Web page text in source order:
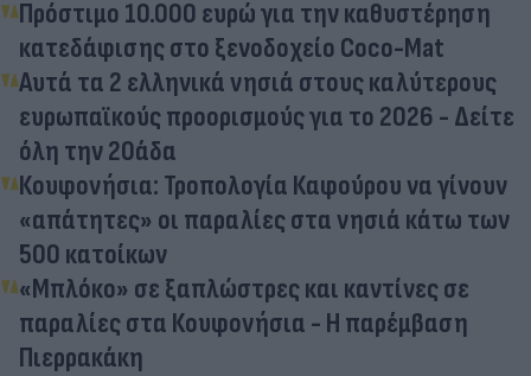
Πρόστιμο 10.000 ευρώ για την καθυστέρηση
κατεδάφισης στο ξενοδοχείο Coco-Mat
Αυτά τα 2 ελληνικά νησιά στους καλύτερους
ευρωπαϊκούς προορισμούς για το 2026 - Δείτε
όλη την 20άδα
Κουφονήσια: Τροπολογία Καφούρου να γίνουν
«απάτητες» οι παραλίες στα νησιά κάτω των
500 κατοίκων
«Μπλόκο» σε ξαπλώστρες και καντίνες σε
παραλίες στα Κουφονήσια - Η παρέμβαση
Πιερρακάκη